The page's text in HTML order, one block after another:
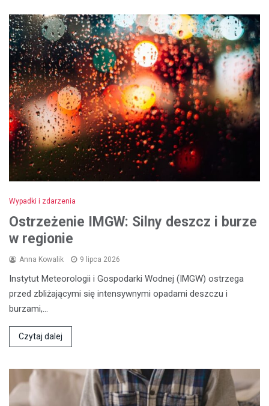
Wypadki i zdarzenia
Ostrzeżenie IMGW: Silny deszcz i burze
w regionie
Anna Kowalik 9 lipca 2026
Instytut Meteorologii i Gospodarki Wodnej (IMGW) ostrzega
przed zbliżającymi się intensywnymi opadami deszczu i
burzami,…
Czytaj dalej